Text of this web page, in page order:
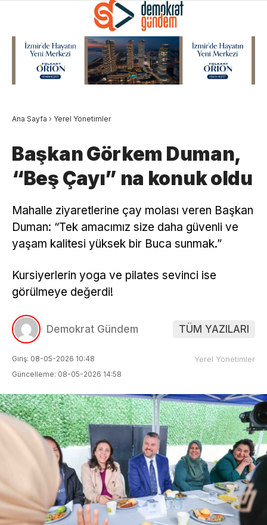
Ana Sayfa › Yerel Yönetimler
Başkan Görkem Duman,
“Beş Çayı” na konuk oldu
Mahalle ziyaretlerine çay molası veren Başkan
Duman: “Tek amacımız size daha güvenli ve
yaşam kalitesi yüksek bir Buca sunmak.”
Kursiyerlerin yoga ve pilates sevinci ise
görülmeye değerdi!
Demokrat Gündem TÜM YAZILARI
Giriş: 08-05-2026 10:48
Güncelleme: 08-05-2026 14:58
Yerel Yönetimler